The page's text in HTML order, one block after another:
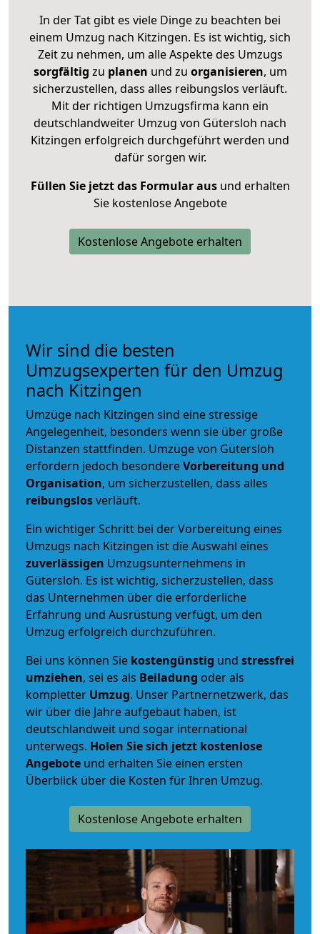
In der Tat gibt es viele Dinge zu beachten bei
einem Umzug nach Kitzingen. Es ist wichtig, sich
Zeit zu nehmen, um alle Aspekte des Umzugs
sorgfältig zu planen und zu organisieren, um
sicherzustellen, dass alles reibungslos verläuft.
Mit der richtigen Umzugsfirma kann ein
deutschlandweiter Umzug von Gütersloh nach
Kitzingen erfolgreich durchgeführt werden und
dafür sorgen wir.
Füllen Sie jetzt das Formular ausund erhalten
Sie kostenlose Angebote
Kostenlose Angebote erhalten
Wir sind die besten
Umzugsexperten für den Umzug
nach Kitzingen
Umzüge nach Kitzingen sind eine stressige
Angelegenheit, besonders wenn sie über große
Distanzen stattfinden. Umzüge von Gütersloh
erfordern jedoch besondereVorbereitung und
Organisation, um sicherzustellen, dass alles
reibungslosverläuft.
Ein wichtiger Schritt bei der Vorbereitung eines
Umzugs nach Kitzingen ist die Auswahl eines
zuverlässigen Umzugsunternehmens in
Gütersloh. Es ist wichtig, sicherzustellen, dass
das Unternehmen über die erforderliche
Erfahrung und Ausrüstung verfügt, um den
Umzug erfolgreich durchzuführen.
Bei uns können Sie kostengünstig und stressfrei
umziehen, sei es als Beiladung oder als
kompletter Umzug. Unser Partnernetzwerk, das
wir über die Jahre aufgebaut haben, ist
deutschlandweit und sogar international
unterwegs. Holen Sie sich jetzt kostenlose
Angebote und erhalten Sie einen ersten
Überblick über die Kosten für Ihren Umzug.
Kostenlose Angebote erhalten